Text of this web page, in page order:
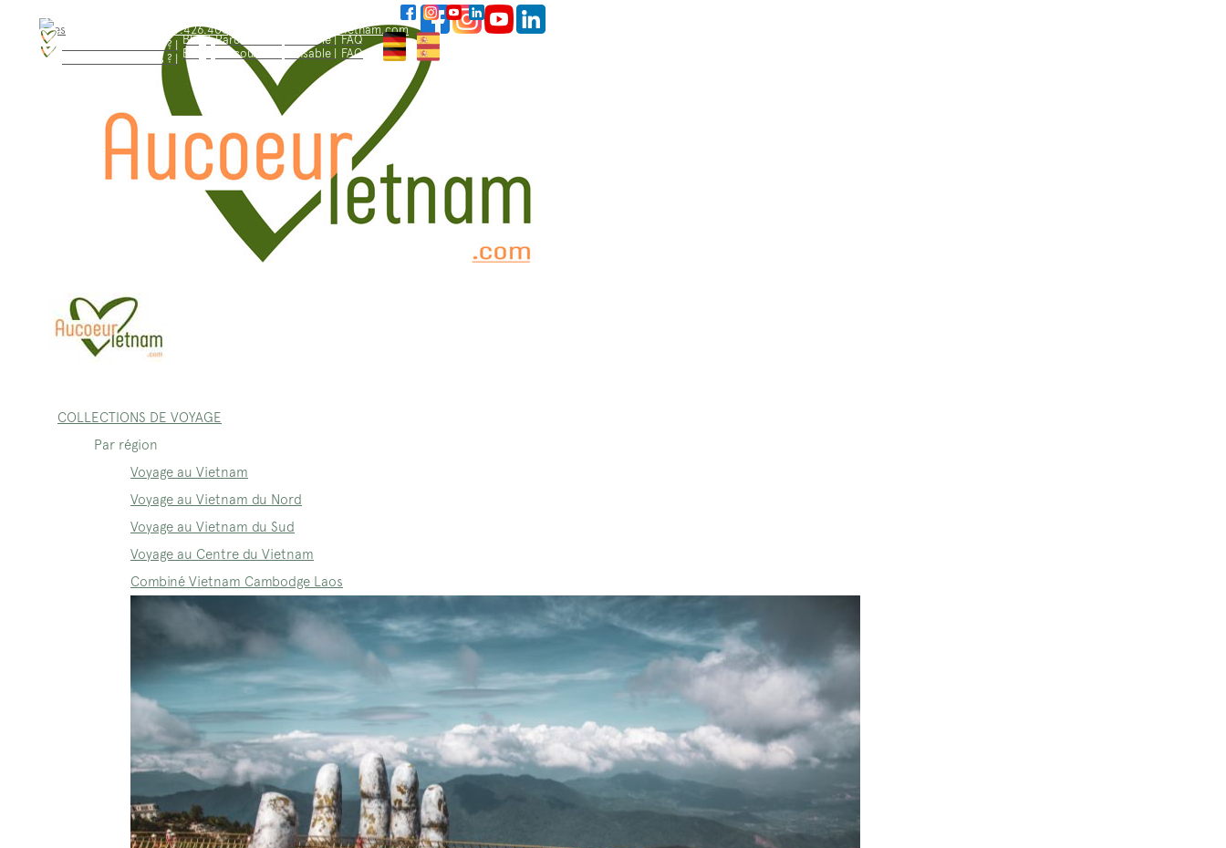
WhatsApp: +84.909.426.406 bonjour@aucoeurvietnam.com
Qui sommes - nous ? | Blog | Parcours responsable | FAQ
COLLECTIONS DE VOYAGE
Par région
Voyage au Vietnam
Voyage au Vietnam du Nord
Voyage au Vietnam du Sud
Voyage au Centre du Vietnam
Combiné Vietnam Cambodge Laos
WhatsApp: +84.909.426.406
Qui sommes - nous ? | Blog | Parcours responsable | FAQ